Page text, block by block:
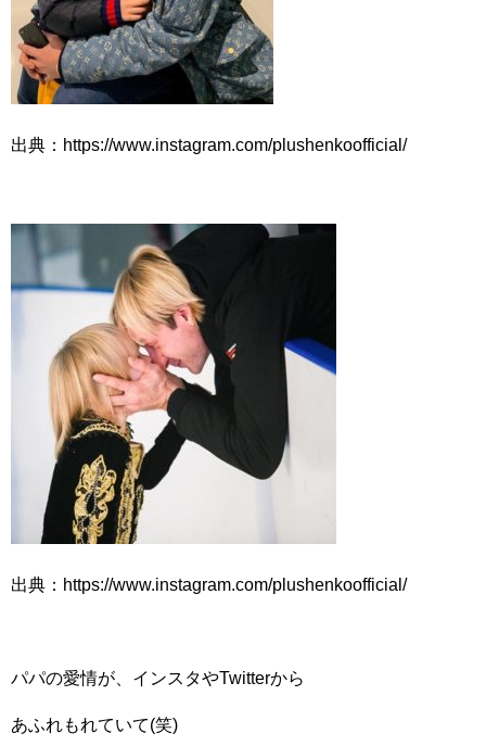
出典：https://www.instagram.com/plushenkoofficial/
出典：https://www.instagram.com/plushenkoofficial/
パパの愛情が、インスタやTwitterから
あふれもれていて(笑)